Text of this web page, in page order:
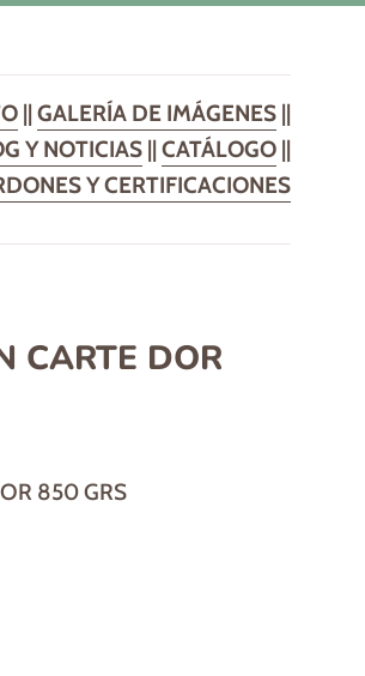
|| GALERÍA DE IMÁGENES ||
Y NOTICIAS || CATÁLOGO ||
Y CERTIFICACIONES
CARTE DOR
850 GRS